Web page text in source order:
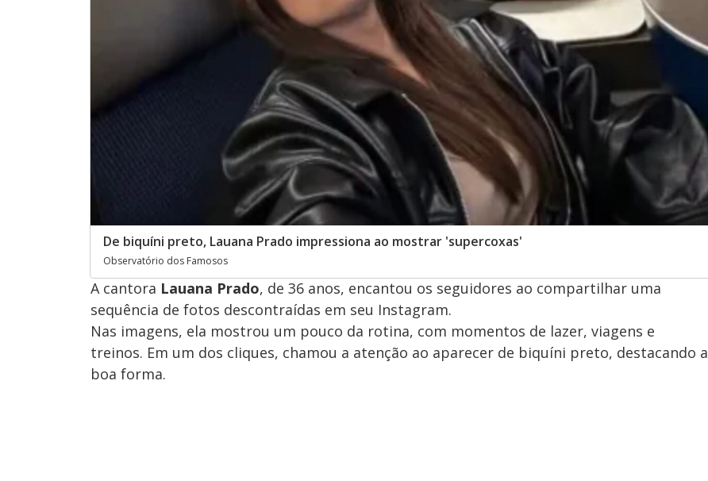
De biquíni preto, Lauana Prado impressiona ao mostrar 'supercoxas'
Observatório dos Famosos
A cantora Lauana Prado, de 36 anos, encantou os seguidores ao compartilhar uma
sequência de fotos descontraídas em seu Instagram.
Nas imagens, ela mostrou um pouco da rotina, com momentos de lazer, viagens e
treinos. Em um dos cliques, chamou a atenção ao aparecer de biquíni preto, destacando a
boa forma.